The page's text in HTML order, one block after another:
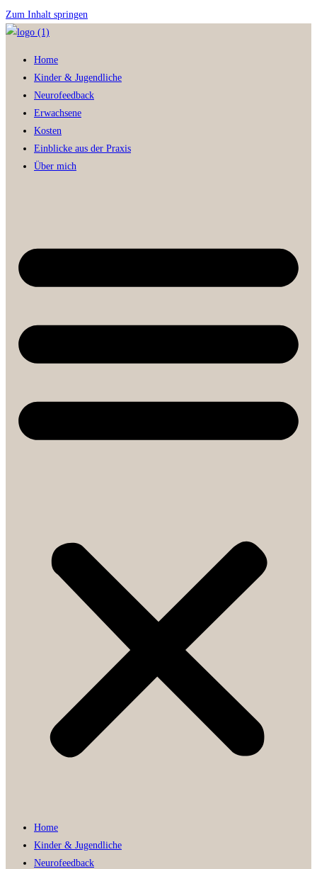
Zum Inhalt springen
Home
Kinder & Jugendliche
Neurofeedback
Erwachsene
Kosten
Einblicke aus der Praxis
Über mich
Home
Kinder & Jugendliche
Neurofeedback